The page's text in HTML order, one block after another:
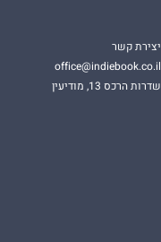
יצירת קשר
office@indiebook.co.il
שדרות הרכס 13, מודיעין